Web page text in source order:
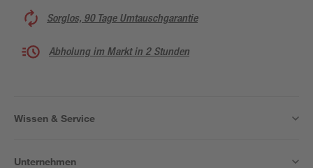
Sorglos, 90 Tage Umtauschgarantie
Abholung im Markt in 2 Stunden
Wissen & Service
Unternehmen